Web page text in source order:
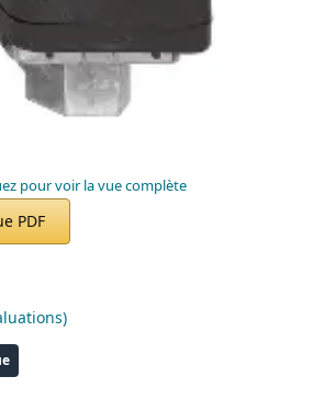
pour voir la vue complète
PDF